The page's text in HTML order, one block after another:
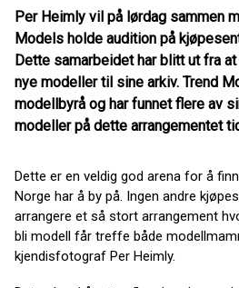
Per Heimly vil på lørdag sammen
Models holde audition på
Dette samarbeidet har blitt ut fra
nye modeller til sine arkiv. Trend
modellbyrå og har funnet flere av
modeller på dette arrangementet
Dette er en veldig god arena for å
Norge har å by på. Ingen andre
arrangere et så stort arrangement
bli modell får treffe både
kjendisfotograf Per Heimly.